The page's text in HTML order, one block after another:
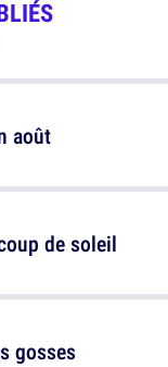
août
gosses
de soleil